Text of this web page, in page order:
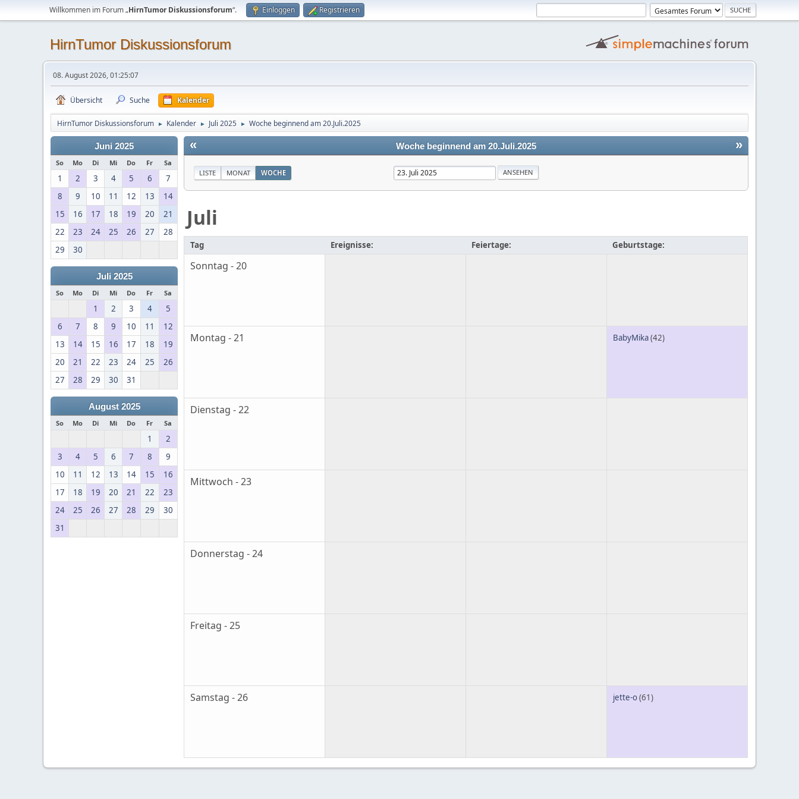
Willkommen im Forum „HirnTumor Diskussionsforum“. Einloggen Registrieren
HirnTumor Diskussionsforum
08. August 2026, 01:25:07
Übersicht Suche Kalender
HirnTumor Diskussionsforum ► Kalender ► Juli 2025 ► Woche beginnend am 20.Juli.2025
Juni 2025
So Mo Di Mi Do Fr Sa
1 2 3 4 5 6
7
8
9 10 11 12 13
14
15
16 17 18 19 20
21
22
23 24 25 26 27
28
29
30
Juli 2025
So Mo Di Mi Do Fr Sa
1 2 3 4
5
6
7 8 9 10 11
12
13
14 15 16 17 18
19
20
21 22 23 24 25
26
27
28 29 30 31
August 2025
So Mo Di Mi Do Fr Sa
1
2
3
4 5 6 7 8
9
10
11 12 13 14 15
16
17
18 19 20 21 22
23
24
25 26 27 28 29
30
31
« »
Woche beginnend am 20.Juli.2025
LISTE MONAT WOCHE
Juli
Tag Ereignisse: Feiertage: Geburtstage:
Sonntag - 20
Montag - 21 BabyMika(42)
Dienstag - 22
Mittwoch - 23
Donnerstag - 24
Freitag - 25
Samstag - 26 jette-o(61)